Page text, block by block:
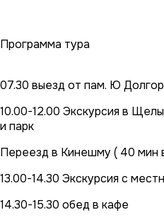
Программа тура
07.30 выезд от пам. Ю
10.00-12.00 Экскурсия в
и парк
Переезд в Кинешму ( 40 мин
13.00-14.30 Экскурсия с
14.30-15.30 обед в кафе